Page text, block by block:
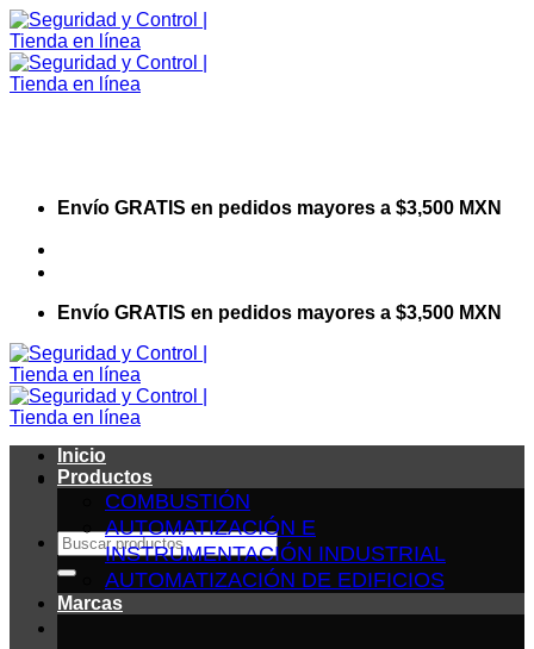
Saltar
al
contenido
Envío GRATIS en pedidos mayores a $3,500 MXN
Envío GRATIS en pedidos mayores a $3,500 MXN
Buscar
por:
Inicio
Productos
COMBUSTIÓN
AUTOMATIZACIÓN E
INSTRUMENTACIÓN INDUSTRIAL
AUTOMATIZACIÓN DE EDIFICIOS
Marcas